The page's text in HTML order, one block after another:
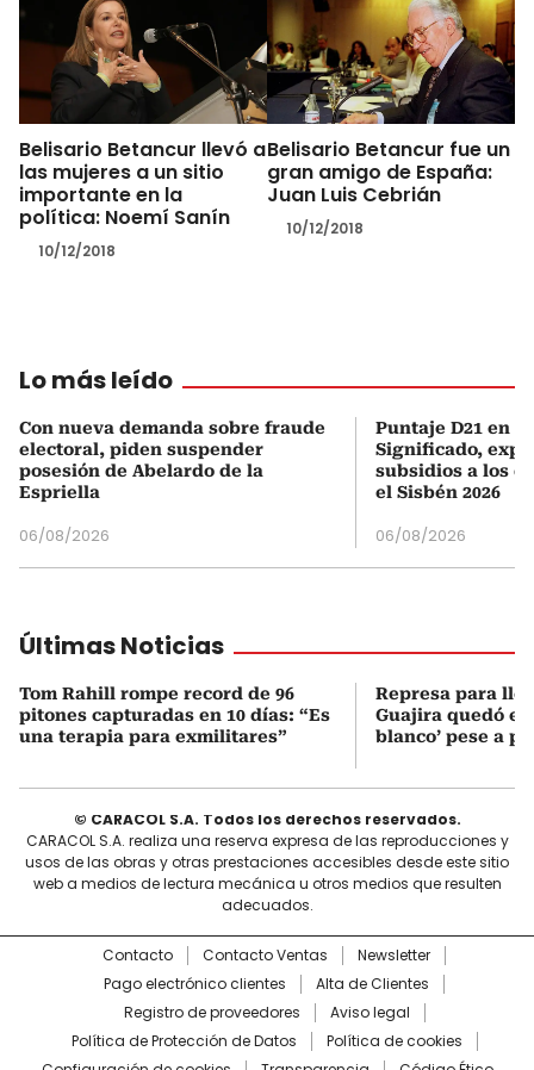
Belisario Betancur llevó a
las mujeres a un sitio
importante en la
política: Noemí Sanín
10/12/2018
Belisario Betancur fue un
gran amigo de España:
Juan Luis Cebrián
10/12/2018
Lo más leído
Con nueva demanda sobre fraude
electoral, piden suspender
posesión de Abelardo de la
Espriella
06/08/2026
Puntaje D21 en
Significado,
subsidios a los
el Sisbén 2026
06/08/2026
Últimas Noticias
Tom Rahill rompe record de 96
pitones capturadas en 10 días: “Es
una terapia para exmilitares”
Represa para
Guajira quedó en
blanco’ pese a
© CARACOL S.A. Todos los derechos reservados.
CARACOL S.A. realiza una reserva expresa de las reproducciones y
usos de las obras y otras prestaciones accesibles desde este sitio
web a medios de lectura mecánica u otros medios que resulten
adecuados.
Contacto Contacto Ventas
Newsletter
Pago electrónico clientes
Alta de Clientes
Registro de proveedores
Aviso legal
Política de Protección de Datos
Política de cookies